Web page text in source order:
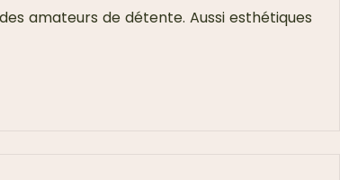
amateurs de détente. Aussi esthétiques